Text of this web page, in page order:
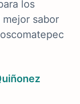
los
sabor